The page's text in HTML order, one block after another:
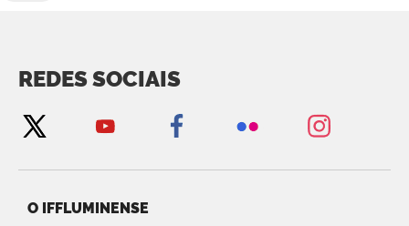
REDES SOCIAIS
O IFFLUMINENSE